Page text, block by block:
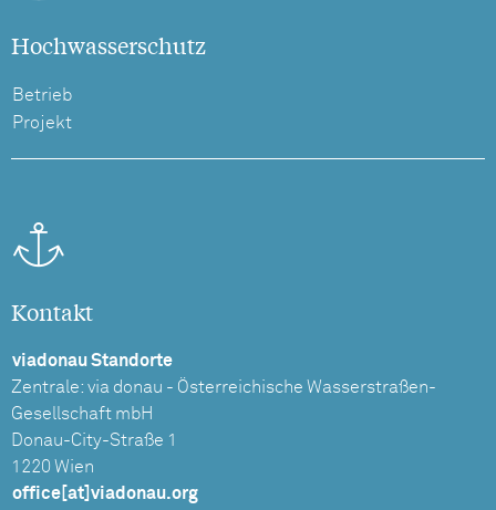
Hochwasserschutz
Betrieb
Projekt
Kontakt
viadonau Standorte
Zentrale: via donau - Österreichische Wasserstraßen-
Gesellschaft mbH
Donau-City-Straße 1
1220 Wien
office[at]viadonau.org